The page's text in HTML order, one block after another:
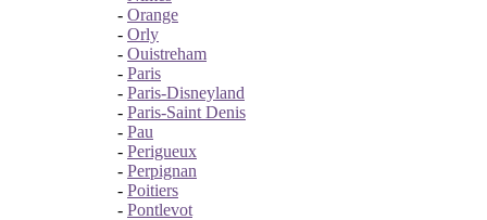
- Orange
- Orly
- Ouistreham
- Paris
- Paris-Disneyland
- Paris-Saint Denis
- Pau
- Perigueux
- Perpignan
- Poitiers
- Pontlevot